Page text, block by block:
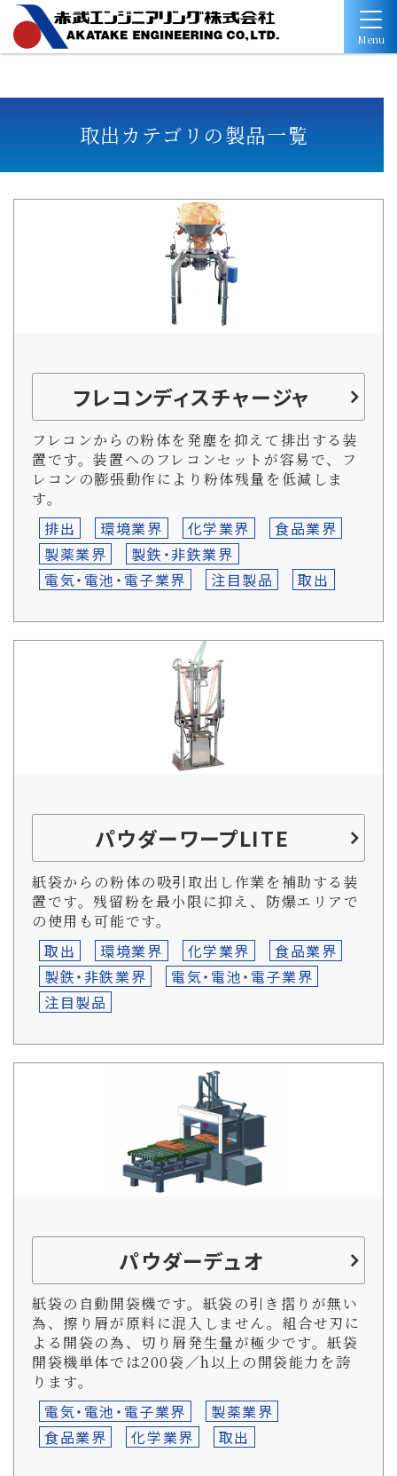
Menu
取出カテゴリの製品一覧
フレコンディスチャージャ
フレコンからの粉体を発塵を抑えて排出する装
置です。装置へのフレコンセットが容易で、フ
レコンの膨張動作により粉体残量を低減しま
す。
排出 環境業界 化学業界
食品業界
製薬業界
製鉄・非鉄業界
電気・電池・電子業界
注目製品 取出
パウダーワープLITE
紙袋からの粉体の吸引取出し作業を補助する装
置です。残留粉を最小限に抑え、防爆エリアで
の使用も可能です。
取出 環境業界 化学業界
食品業界
製鉄・非鉄業界
電気・電池・電子業界
注目製品
パウダーデュオ
紙袋の自動開袋機です。紙袋の引き摺りが無い
為、擦り屑が原料に混入しません。組合せ刃に
よる開袋の為、切り屑発生量が極少です。紙袋
開袋機単体では200袋／h以上の開袋能力を誇
ります。
電気・電池・電子業界
製薬業界
食品業界
化学業界 取出